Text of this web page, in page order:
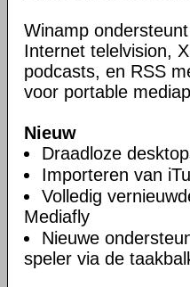
Winamp
Internet telelvision,
podcasts, en RSS
voor portable
Nieuw
Draadloze
Importeren van
Volledig
Mediafly
Nieuwe
speler via de